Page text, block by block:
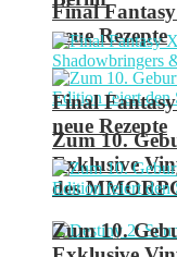
Final
neue Rezepte
Zum 10.
Exklusive
des
Final
neue Rezepte
Zum 10.